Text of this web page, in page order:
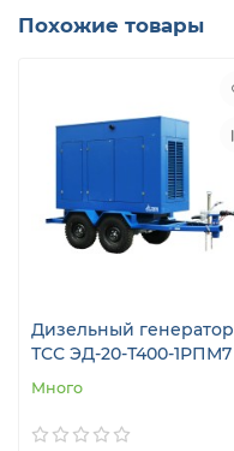
Похожие товары
Дизельный генератор
ТСС ЭД-20-Т400-1РПМ7
Много